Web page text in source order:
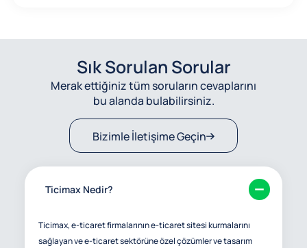
Sık Sorulan Sorular
Merak ettiğiniz tüm soruların cevaplarını
bu alanda bulabilirsiniz.
Bizimle İletişime Geçin
Ticimax Nedir?
Ticimax, e-ticaret firmalarının e-ticaret sitesi kurmalarını
sağlayan ve e-ticaret sektörüne özel çözümler ve tasarım